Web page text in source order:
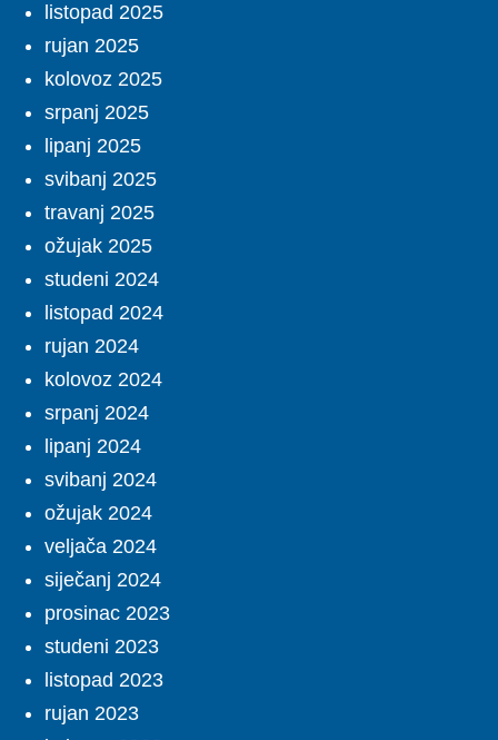
listopad 2025
rujan 2025
kolovoz 2025
srpanj 2025
lipanj 2025
svibanj 2025
travanj 2025
ožujak 2025
studeni 2024
listopad 2024
rujan 2024
kolovoz 2024
srpanj 2024
lipanj 2024
svibanj 2024
ožujak 2024
veljača 2024
siječanj 2024
prosinac 2023
studeni 2023
listopad 2023
rujan 2023